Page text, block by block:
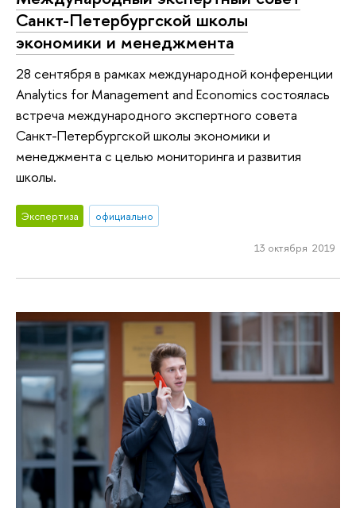
Санкт-Петербургской школы
экономики и менеджмента
28 сентября в рамках международной конференции
Analytics for Management and Economics состоялась
встреча международного экспертного совета
Санкт-Петербургской школы экономики и
менеджмента с целью мониторинга и развития
школы.
Экспертиза официально
13 октября 2019